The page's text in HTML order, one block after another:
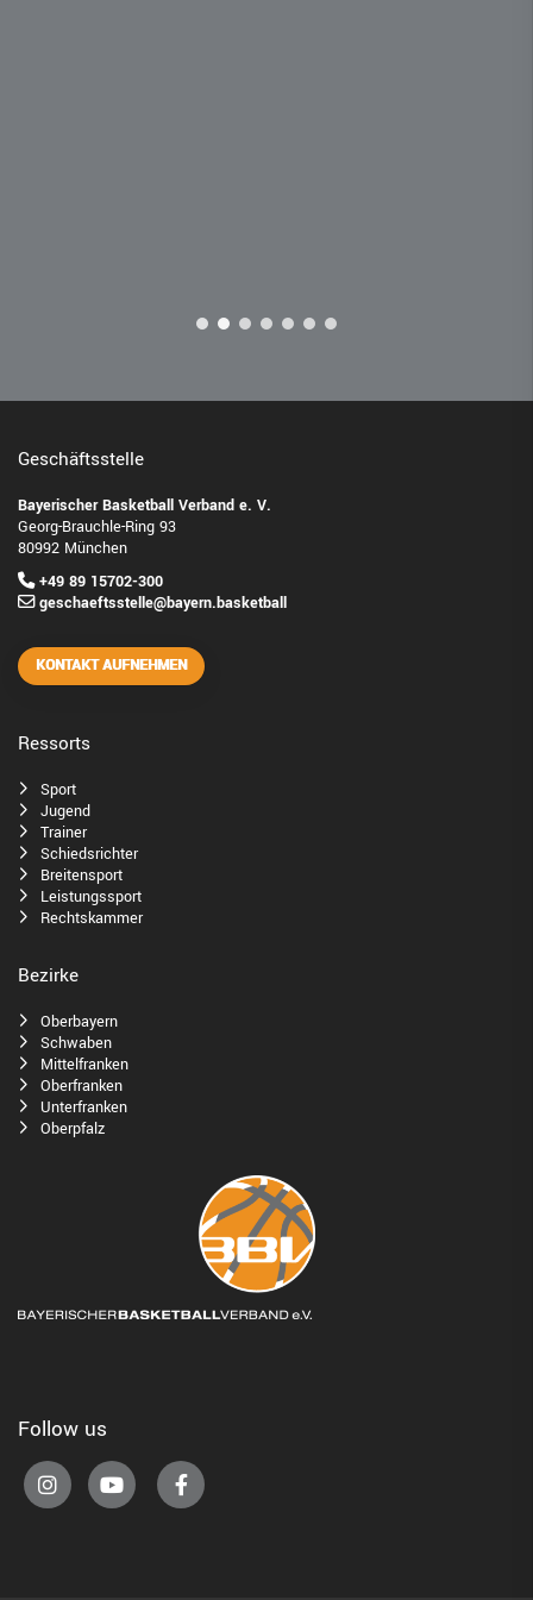
Geschäftsstelle
Bayerischer Basketball Verband e. V.
Georg-Brauchle-Ring 93
80992 München
+49 89 15702-300
geschaeftsstelle@bayern.basketball
KONTAKT AUFNEHMEN
Ressorts
Sport
Jugend
Trainer
Schiedsrichter
Breitensport
Leistungssport
Rechtskammer
Bezirke
Oberbayern
Schwaben
Mittelfranken
Oberfranken
Unterfranken
Oberpfalz
Follow us